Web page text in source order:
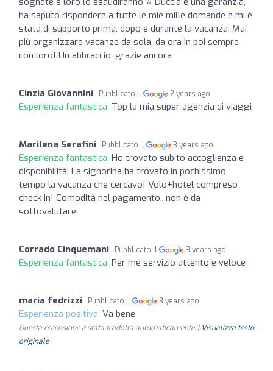
ha saputo rispondere a tutte le mie mille domande e mi è
stata di supporto prima, dopo e durante la vacanza. Mai
più organizzare vacanze da sola, da ora in poi sempre
con loro! Un abbraccio, grazie ancora
Cinzia Giovannini Pubblicato il 2 years ago
Esperienza fantastica: Top la mia super agenzia di viaggi
Marilena Serafini Pubblicato il 3 years ago
Esperienza fantastica: Ho trovato subito accoglienza e
disponibilità. La signorina ha trovato in pochissimo
tempo la vacanza che cercavo! Volo+hotel compreso
check in! Comodità nel pagamento...non è da
sottovalutare
Corrado Cinquemani Pubblicato il 3 years ago
Esperienza fantastica: Per me servizio attento e veloce
maria fedrizzi Pubblicato il 3 years ago
Esperienza positiva: Va bene
Questa recensione è stata tradotta automaticamente. | Visualizza testo
originale